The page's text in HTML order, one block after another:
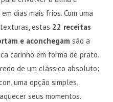
dias mais frios. Com uma
estas 22 receitas
e aconchegam são a
carinho em forma de prato.
de um clássico absoluto:
uma opção simples,
seus momentos.